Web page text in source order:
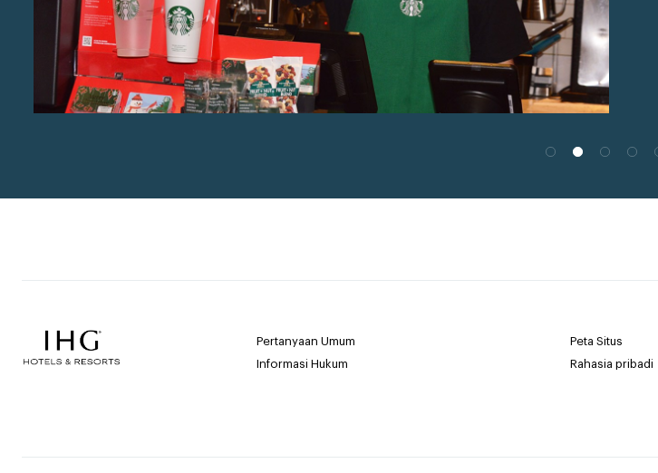
Pertanyaan Umum
Peta Situs
Informasi Hukum
Rahasia pribadi